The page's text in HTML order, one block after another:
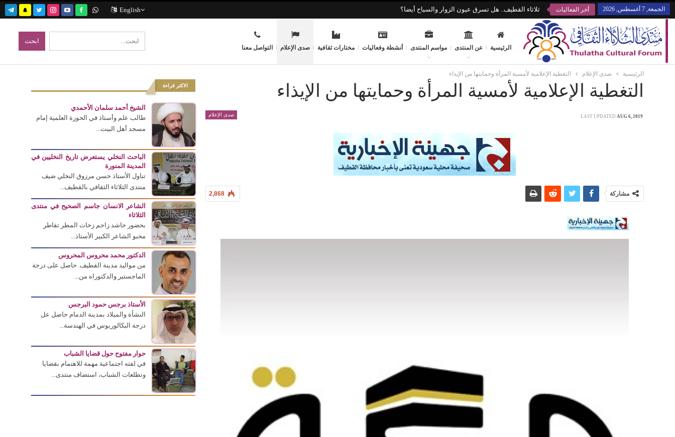
English الجمعة, 7 أغسطس, 2026 أخر الفعاليات ثلاثاء القطيف.. هل تسرق عيون الزوار والسياح أيضا؟
الرئيسية عن المنتدى مواسم المنتدى أنشطة وفعاليات مختارات ثقافية صدى الإعلام التواصل معنا
الرئيسية صدى الإعلام التغطية الإعلامية لأمسية المرأة وحمايتها من الإيذاء
التغطية الإعلامية لأمسية المرأة وحمايتها من الإيذاء
صدى الإعلام LAST UPDATED AUG 6, 2019
2,868 مشاركة
الاكثر قراءة
الشيخ أحمد سلمان الأحمدي
طالب علم وأستاذ في الحوزة العلمية إمام
مسجد أهل البيت...
الباحث النخلي يستعرض تاريخ النخليين في
المدينة المنورة
تناول الأستاذ حسن مرزوق النخلي ضيف
منتدى الثلاثاء الثقافي بالقطيف...
الشاعر الانسان جاسم الصحيح في منتدى
الثلاثاء
بحضور حاشد زاحم زخات المطر تقاطر
محبو الشاعر الكبير الأستاذ...
الدكتور محمد محروس المحروس
من مواليد مدينة القطيف. حاصل على درجة
الماجستير والدكتوراه من...
الأستاذ برجس حمود البرجس
النشأة والميلاد بمدينة الدمام حاصل عل
درجة البكالوريوس في الهندسة...
حوار مفتوح حول قضايا الشباب
في لفته اجتماعية مهمة للاهتمام بقضايا
وتطلعات الشباب، استضاف منتدى...